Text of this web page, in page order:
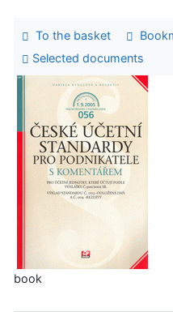
To the basket
Selected documents
book